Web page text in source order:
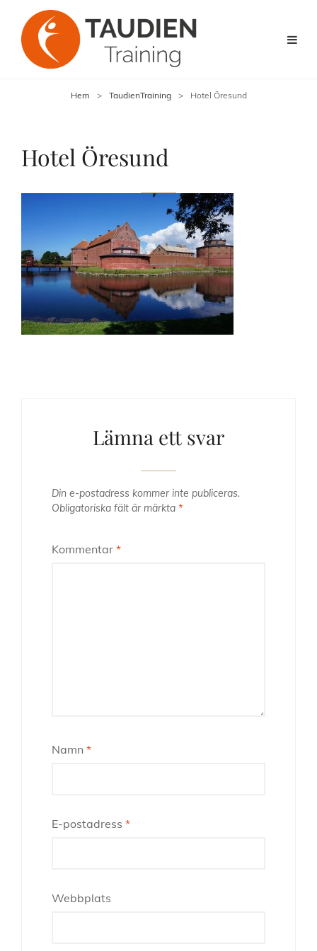
Hem > TaudienTraining > Hotel Öresund
Hotel Öresund
Lämna ett svar
Din e-postadress kommer inte publiceras.
Obligatoriska fält är märkta *
Kommentar *
Namn *
E-postadress *
Webbplats